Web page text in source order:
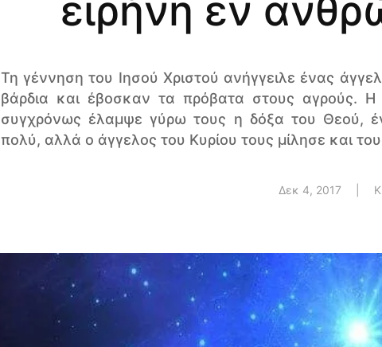
ειρήνη εν
Τη γέννηση του Ιησού Χριστού ανήγγειλε ένας
βάρδια και έβοσκαν τα πρόβατα στους αγρούς. Η
συγχρόνως έλαμψε γύρω τους η δόξα του Θεού,
πολύ, αλλά ο άγγελος του Κυρίου τους μίλησε και
Δεκ 4, 2017